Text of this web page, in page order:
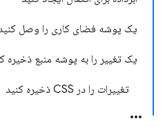
یک پوشه فضای کاری را وصل
یک تغییر را به پوشه منبع ذخیره
تغییرات را در CSS ذخیره کنید